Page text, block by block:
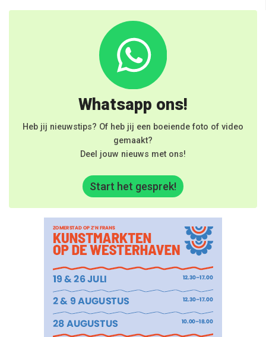
Whatsapp ons!
Heb jij nieuwstips? Of heb jij een boeiende foto of video
gemaakt?
Deel jouw nieuws met ons!
Start het gesprek!